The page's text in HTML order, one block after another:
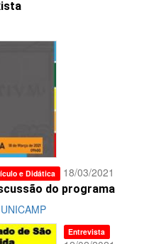
e Didática 18/03/2021
do programa
Entrevista